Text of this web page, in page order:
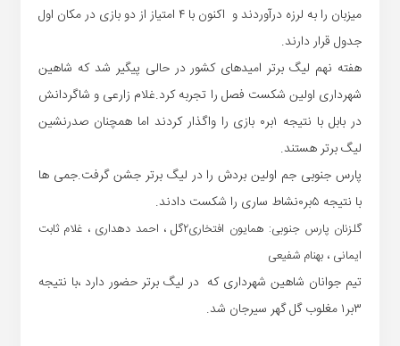
میزبان را به لرزه درآوردند و اکنون با ۴ امتیاز از دو بازی در مکان اول
جدول قرار دارند.
هفته نهم لیگ برتر امیدهای کشور در حالی پیگیر شد که شاهین
شهرداری اولین شکست فصل را تجربه کرد.غلام زارعی و شاگردانش
در بابل با نتیجه ۱بر۰ بازی را واگذار کردند اما همچنان صدرنشین
لیگ برتر هستند.
پارس جنوبی جم اولین بردش را در لیگ برتر جشن گرفت.جمی ها
با نتیجه ۵بر۰نشاط ساری را شکست دادند.
گلزنان پارس جنوبی: همایون افتخاری۲گل ، احمد دهداری ، غلام ثابت
ایمانی ، بهنام شفیعی
تیم جوانان شاهین شهرداری که در لیگ برتر حضور دارد ،با نتیجه
۳بر۱ مغلوب گل گهر سیرجان شد.